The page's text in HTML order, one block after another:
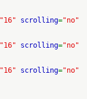
"16" scrolling="no"
"16" scrolling="no"
"16" scrolling="no"